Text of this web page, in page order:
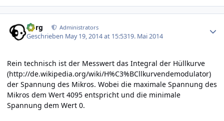
borg Administrators
Geschrieben May 19, 2014 at 15:5319. Mai 2014
Rein technisch ist der Messwert das Integral der Hüllkurve
(http://de.wikipedia.org/wiki/H%C3%BCllkurvendemodulator)
der Spannung des Mikros. Wobei die maximale Spannung des
Mikros dem Wert 4095 entspricht und die minimale
Spannung dem Wert 0.